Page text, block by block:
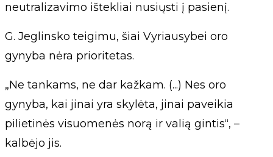
neutralizavimo ištekliai nusiųsti į pasienį.
G. Jeglinsko teigimu, šiai Vyriausybei oro
gynyba nėra prioritetas.
„Ne tankams, ne dar kažkam. (...) Nes oro
gynyba, kai jinai yra skylėta, jinai paveikia
pilietinės visuomenės norą ir valią gintis“, –
kalbėjo jis.